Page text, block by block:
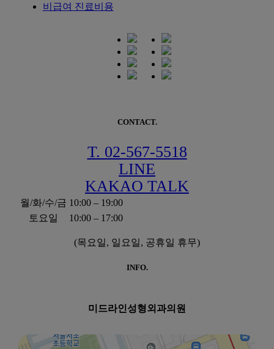
비급여 진료비용
CONTACT.
T. 02-567-5518
LINE
KAKAO TALK
월/화/수/금 10:00 – 19:00
토요일
10:00 – 17:00
(목요일, 일요일, 공휴일 휴무)
INFO.
미드라인성형외과의원